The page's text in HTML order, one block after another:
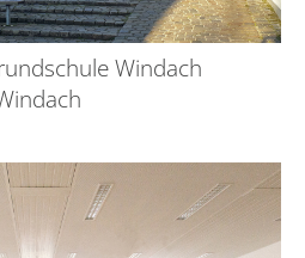
Windach